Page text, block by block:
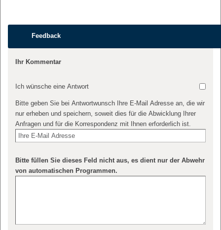
Feedback
Ihr Kommentar
Ich wünsche eine Antwort
Bitte geben Sie bei Antwortwunsch Ihre E-Mail Adresse an, die wir
nur erheben und speichern, soweit dies für die Abwicklung Ihrer
Anfragen und für die Korrespondenz mit Ihnen erforderlich ist.
Bitte füllen Sie dieses Feld nicht aus, es dient nur der Abwehr
von automatischen Programmen.